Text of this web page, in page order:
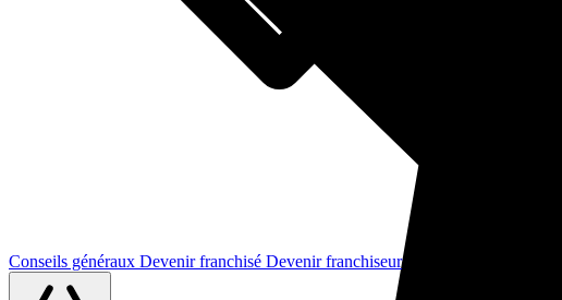
Conseils généraux Devenir franchisé Devenir franchiseur